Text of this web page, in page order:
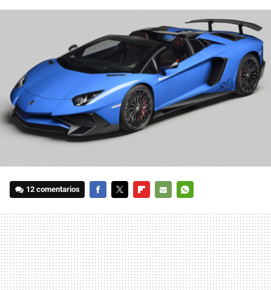
12 comentarios
MAIL